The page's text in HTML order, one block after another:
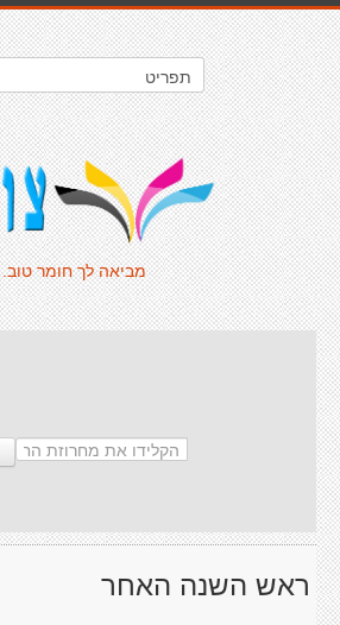
מביאה לך חומר טוב.
ראש השנה האחר